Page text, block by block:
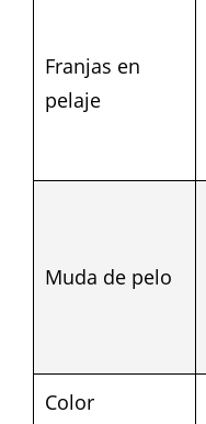
Franjas en
pelaje
Muda de pelo
Color